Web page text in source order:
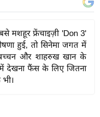
मशहूर फ्रेंचाइज़ी 'Don 3'
हुई, तो सिनेमा जगत में
और शाहरुख खान के
देखना फैंस के लिए जितना